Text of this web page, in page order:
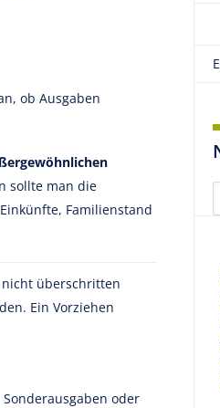
ob Ausgaben
sollte man die
Familienstand
nicht überschritten
Ein Vorziehen
oder